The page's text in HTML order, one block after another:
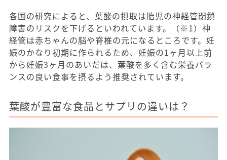
各国の研究によると、葉酸の摂取は胎児の神経管閉鎖
障害のリスクを下げるといわれています。（※1）神
経管は赤ちゃんの脳や脊椎の元になるところです。妊
娠のかなり初期に作られるため、妊娠の1ヶ月以上前
から妊娠3ヶ月のあいだは、葉酸を多く含む栄養バラ
ンスの良い食事を摂るよう推奨されています。
葉酸が豊富な食品とサプリの違いは？